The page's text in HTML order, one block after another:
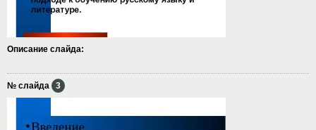
Описание слайда:
№ слайда 3